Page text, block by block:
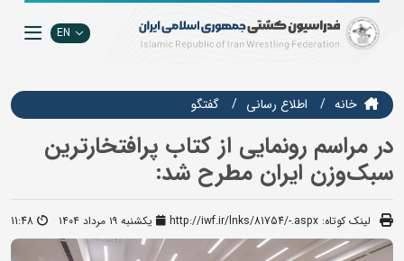
EN
خانه اطلاع رسانی گفتگو
در مراسم رونمایی از کتاب پرافتخارترین
سبک‌وزن ایران مطرح شد:
لینک کوتاه: http://iwf.ir/lnks/81754/-.aspx یکشنبه ۱۹ مرداد ۱۴۰۴ 11:48